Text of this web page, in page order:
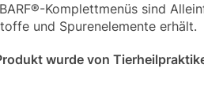
Komplettmenüs sind
und Spurenelemente erhält.
wurde von